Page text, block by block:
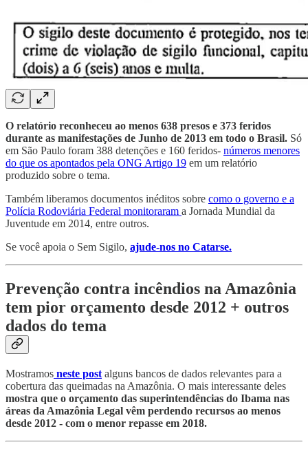
O relatório reconheceu ao menos 638 presos e 373 feridos
durante as manifestações de Junho de 2013 em todo o Brasil. Só
em São Paulo foram 388 detenções e 160 feridos- números menores
do que os apontados pela ONG Artigo 19 em um relatório
produzido sobre o tema.
Também liberamos documentos inéditos sobre como o governo e a
Polícia Rodoviária Federal monitoraram a Jornada Mundial da
Juventude em 2014, entre outros.
Se você apoia o Sem Sigilo, ajude-nos no Catarse.
Prevenção contra incêndios na Amazônia
tem pior orçamento desde 2012 + outros
dados do tema
Mostramos neste post alguns bancos de dados relevantes para a
cobertura das queimadas na Amazônia. O mais interessante deles
mostra que o orçamento das superintendências do Ibama nas
áreas da Amazônia Legal vêm perdendo recursos ao menos
desde 2012 - com o menor repasse em 2018.